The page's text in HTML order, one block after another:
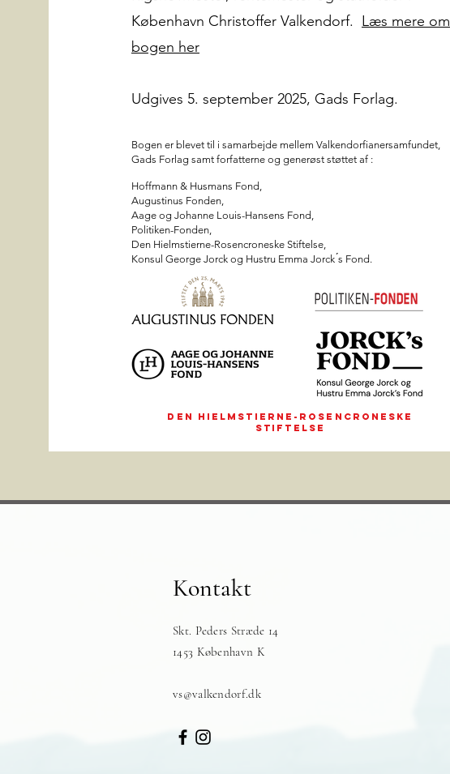
København Christoffer Valkendorf. Læs mere om
bogen her
Udgives 5. september 2025, Gads Forlag.
Bogen er blevet til i samarbejde mellem Valkendorfianersamfundet,
Gads Forlag samt forfatterne og generøst støttet af :
Hoffmann & Husmans Fond,
Augustinus Fonden,
Aage og Johanne Louis-Hansens Fond,
Politiken-Fonden,
Den Hielmstierne-Rosencroneske Stiftelse,
Konsul George Jorck og Hustru Emma Jorck ́s Fond.
Den Hielmstierne-Rosencroneske
Stiftelse
Kontakt
Skt. Peders Stræde 14
1453 København K​​
vs@valkendorf.dk